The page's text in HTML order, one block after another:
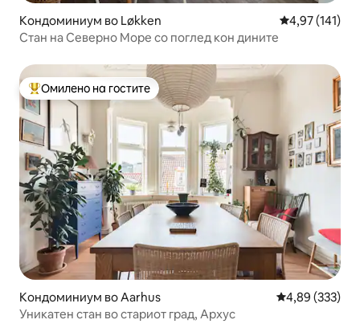
Кондоминиум во Løkken Просечна
4,97 (141)
Стан на Северно Море со поглед кон дините
Меѓу најуспешните „Омилени на гостите“
Омилено на гостите
Кондоминиум во Aarhus Просечна
4,89 (333)
Уникатен стан во стариот град, Архус